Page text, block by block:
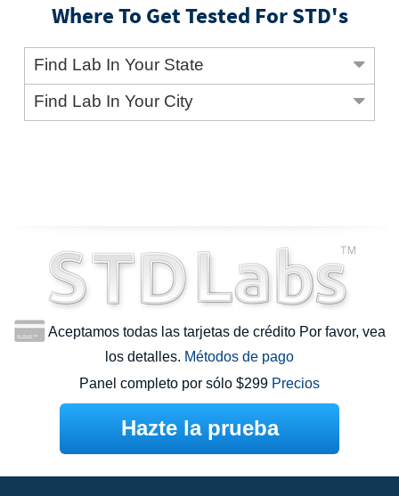
Where To Get Tested For STD's
Find Lab In Your State
Find Lab In Your City
Aceptamos todas las tarjetas de crédito Por favor, vea
los detalles. Métodos de pago
Panel completo por sólo $299 Precios
Hazte la prueba